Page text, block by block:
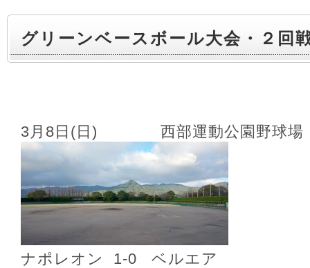
グリーンベースボール大会・２回
3月8日(日) 西部運動公園野球場
ナポレオン 1‐0 ベルエア